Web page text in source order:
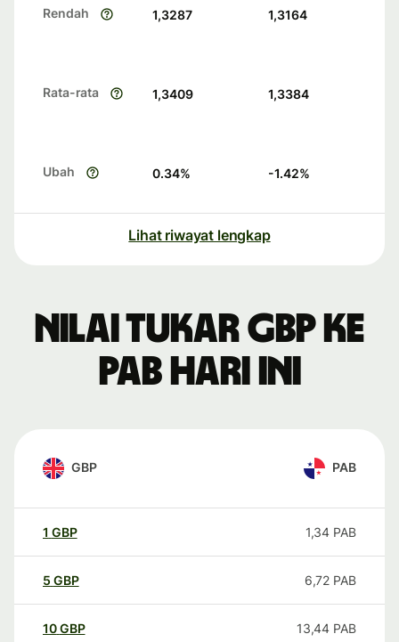
Rendah 1,3287 1,3164
Rata-rata 1,3409 1,3384
Ubah 0.34% -1.42%
Lihat riwayat lengkap
Nilai tukar GBP ke
PAB hari ini
GBP PAB
1 GBP 1,34 PAB
5 GBP 6,72 PAB
10GBP 13,44 PAB